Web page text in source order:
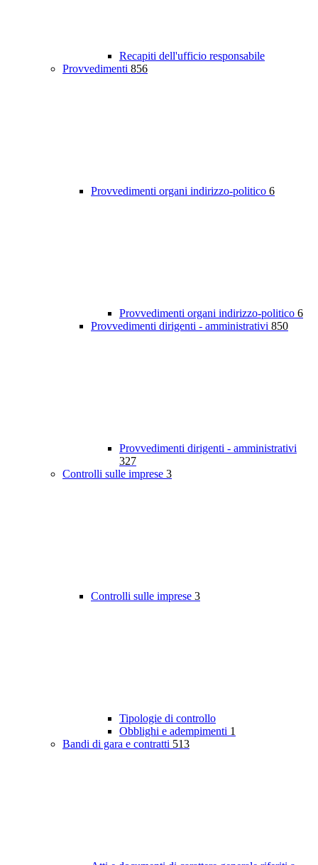
Recapiti dell'ufficio responsabile
Provvedimenti 856
Provvedimenti organi indirizzo-politico 6
Provvedimenti organi indirizzo-politico 6
Provvedimenti dirigenti - amministrativi 850
Provvedimenti dirigenti - amministrativi
327
Controlli sulle imprese 3
Controlli sulle imprese 3
Tipologie di controllo
Obblighi e adempimenti 1
Bandi di gara e contratti 513